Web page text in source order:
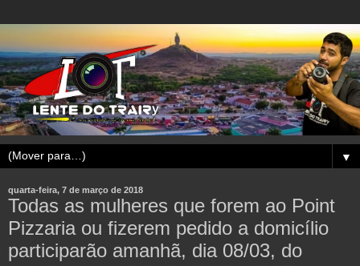
▼
quarta-feira, 7 de março de 2018
Todas as mulheres que forem ao Point
Pizzaria ou fizerem pedido a domicílio
participarão amanhã, dia 08/03, do